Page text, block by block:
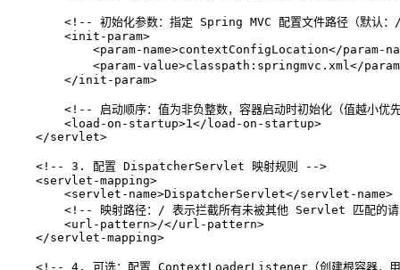
<!-- 初始化参数：指定 Spring MVC 配置文件路径（
<init-param>
<param-name>contextConfigLocation</param-
<param-value>classpath:springmvc.xml </
</init-param>
<!-- 启动顺序：值为非负整数，容器启动时初始化（值越小优
<load-on-startup>1 </ load-on-startup>
</servlet>
<!-- 3. 配置 DispatcherServlet 映射规则 -->
<servlet-mapping>
<servlet-name>DispatcherServlet</servlet-name>
<!-- 映射路径：/ 表示拦截所有未被其他 Servlet 匹配
<url-pattern>/</url-pattern>
</servlet-mapping>
<!-- 4. 可选：配置 ContextLoaderListener（创建根容器，